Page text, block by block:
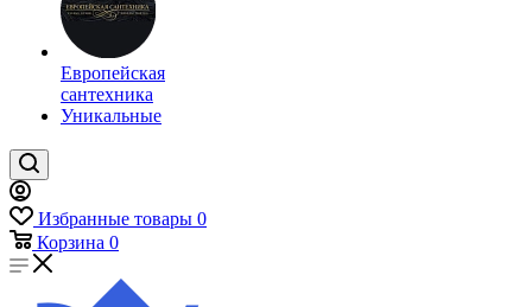
Европейская
сантехника
Уникальные
Избранные товары 0
Корзина 0